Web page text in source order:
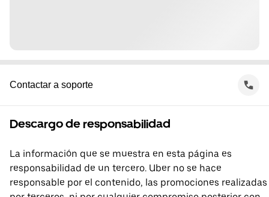
Contactar a soporte
Descargo de responsabilidad
La información que se muestra en esta página es
responsabilidad de un tercero. Uber no se hace
responsable por el contenido, las promociones realizadas